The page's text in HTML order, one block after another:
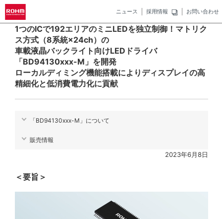
ニュース 採用情報 お問い合わせ
1つのICで192エリアのミニLEDを独立制御！マトリク
ス方式（8系統×24ch）の
車載液晶バックライト向けLEDドライバ
「BD94130xxx-M」を開発
ローカルディミング機能搭載によりディスプレイの高
精細化と低消費電力化に貢献
「BD94130xxx-M」について
販売情報
2023年6月8日
＜要旨＞